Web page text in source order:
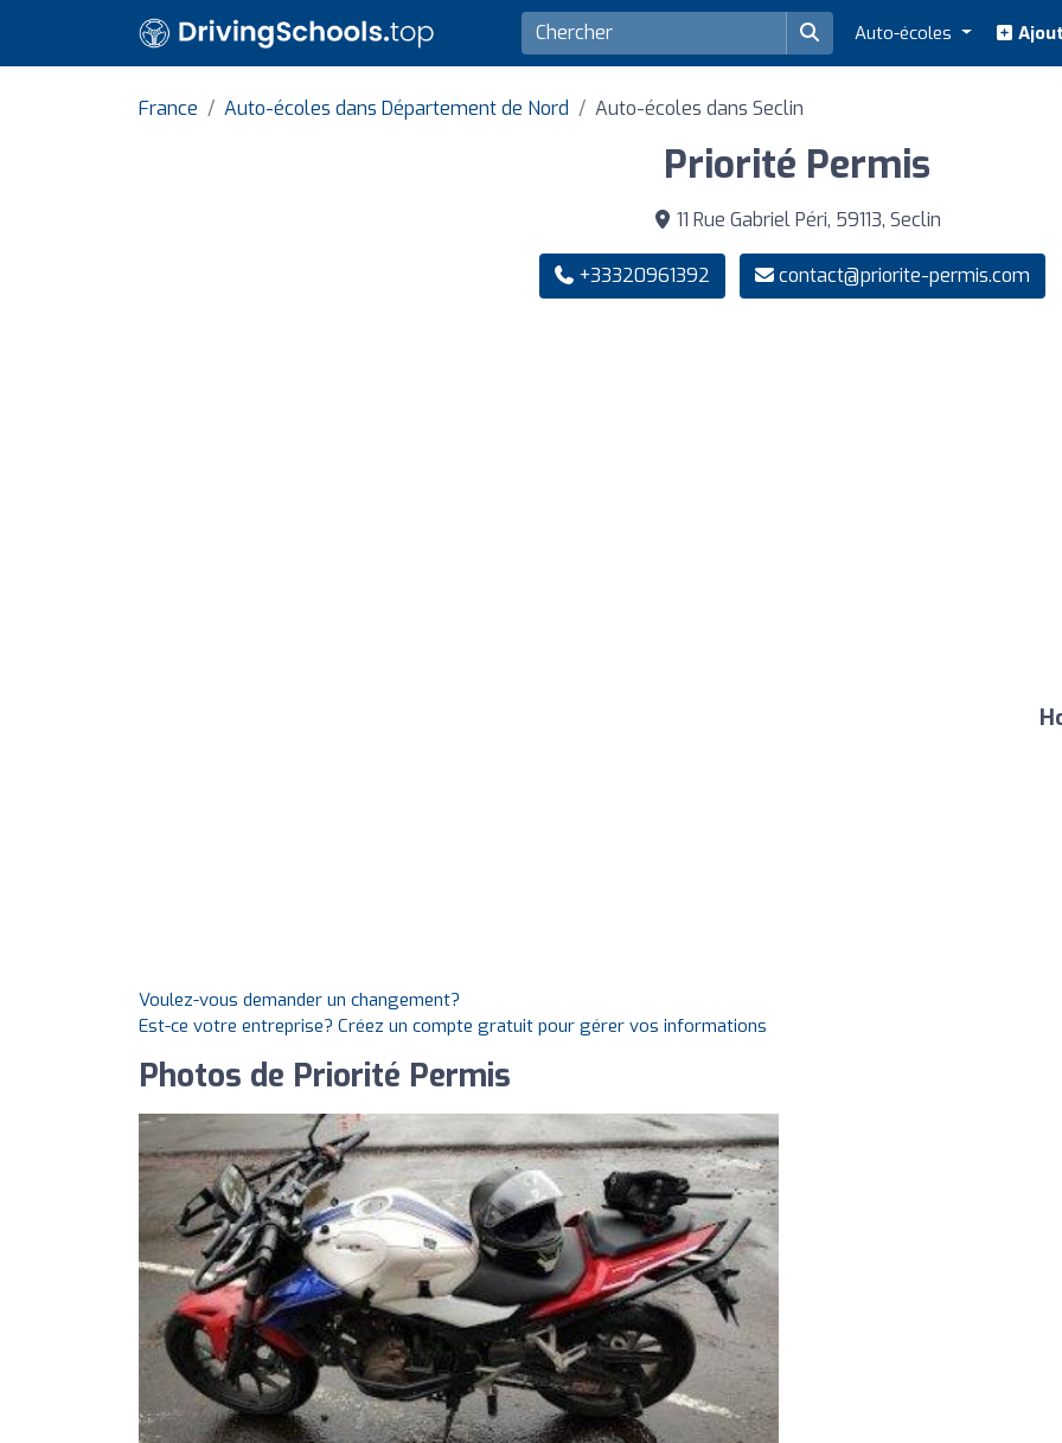
Auto-écoles
France Auto-écoles dans Département de Nord Auto-écoles dans Seclin
Priorité Permis
11 Rue Gabriel Péri, 59113, Seclin
+33320961392 contact@priorite-permis.com
Voulez-vous demander un changement?
Est-ce votre entreprise? Créez un compte gratuit pour gérer vos informations
Photos de Priorité Permis